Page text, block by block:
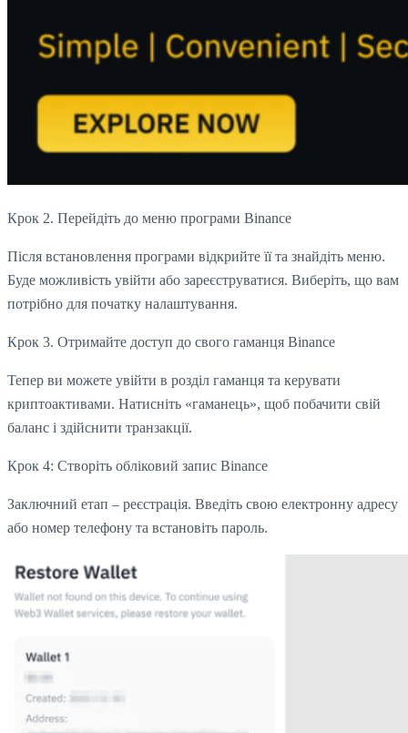
Крок 2. Перейдіть до меню програми Binance
Після встановлення програми відкрийте її та знайдіть меню.
Буде можливість увійти або зареєструватися. Виберіть, що вам
потрібно для початку налаштування.
Крок 3. Отримайте доступ до свого гаманця Binance
Тепер ви можете увійти в розділ гаманця та керувати
криптоактивами. Натисніть «гаманець», щоб побачити свій
баланс і здійснити транзакції.
Крок 4: Створіть обліковий запис Binance
Заключний етап – реєстрація. Введіть свою електронну адресу
або номер телефону та встановіть пароль.